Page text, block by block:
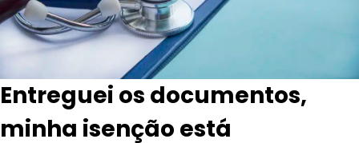
Entreguei os documentos,
minha isenção está